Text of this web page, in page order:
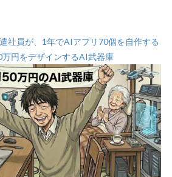
社員が、1年でAIアプリ70個を自作する
万円をデザインするAI武器庫